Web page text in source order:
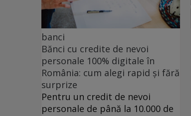
banci
Bănci cu credite de nevoi
personale 100% digitale în
România: cum alegi rapid și fără
surprize
Pentru un credit de nevoi
personale de până la 10.000 de